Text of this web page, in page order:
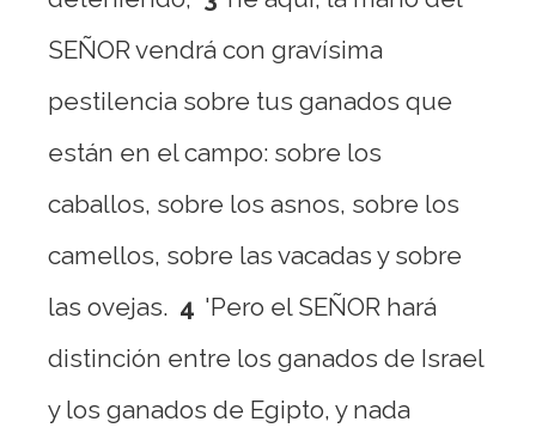
SEÑOR vendrá con gravísima
pestilencia sobre tus ganados que
están en el campo: sobre los
caballos, sobre los asnos, sobre los
camellos, sobre las vacadas y sobre
las ovejas. 4 'Pero el SEÑOR hará
distinción entre los ganados de Israel
y los ganados de Egipto, y nada